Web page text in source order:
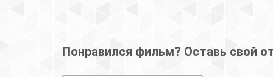
Понравился фильм? Оставь свой